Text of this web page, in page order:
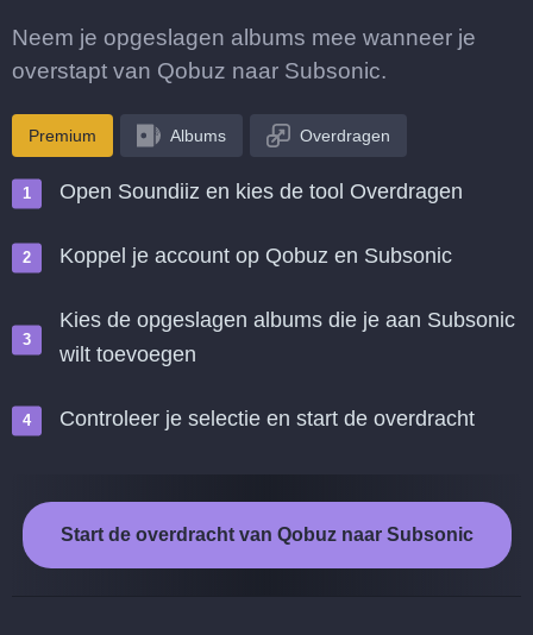
Neem je opgeslagen albums mee wanneer je
overstapt van Qobuz naar Subsonic.
Premium Albums Overdragen
Open Soundiiz en kies de tool Overdragen
Koppel je account op Qobuz en Subsonic
Kies de opgeslagen albums die je aan Subsonic
wilt toevoegen
Controleer je selectie en start de overdracht
Start de overdracht van Qobuz naar Subsonic